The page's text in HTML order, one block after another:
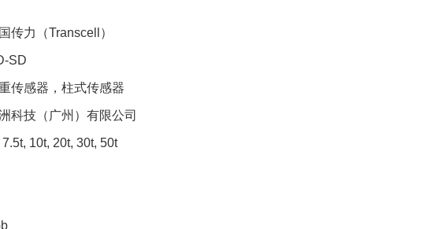
传力（Transcell）
SD
传感器，柱式传感器
科技（广州）有限公司
10t, 20t, 30t, 50t